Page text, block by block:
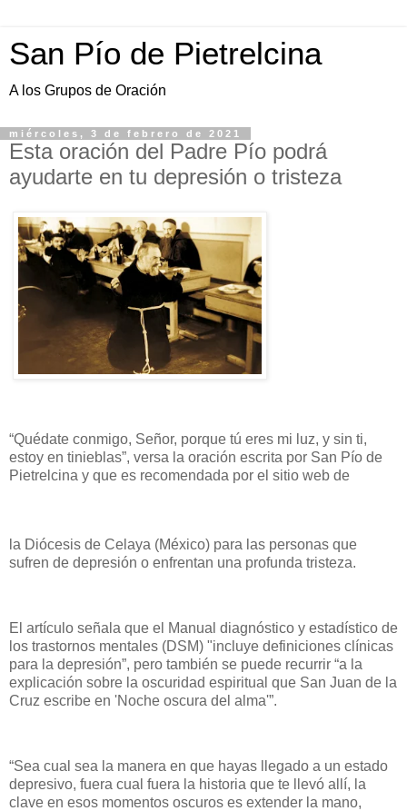
San Pío de Pietrelcina
A los Grupos de Oración
miércoles, 3 de febrero de 2021
Esta oración del Padre Pío podrá
ayudarte en tu depresión o tristeza
“Quédate conmigo, Señor, porque tú eres mi luz, y sin ti,
estoy en tinieblas”, versa la oración escrita por San Pío de
Pietrelcina y que es recomendada por el sitio web de
la Diócesis de Celaya (México) para las personas que
sufren de depresión o enfrentan una profunda tristeza.
El artículo señala que el Manual diagnóstico y estadístico de
los trastornos mentales (DSM) "incluye definiciones clínicas
para la depresión”, pero también se puede recurrir “a la
explicación sobre la oscuridad espiritual que San Juan de la
Cruz escribe en 'Noche oscura del alma'”.
“Sea cual sea la manera en que hayas llegado a un estado
depresivo, fuera cual fuera la historia que te llevó allí, la
clave en esos momentos oscuros es extender la mano,